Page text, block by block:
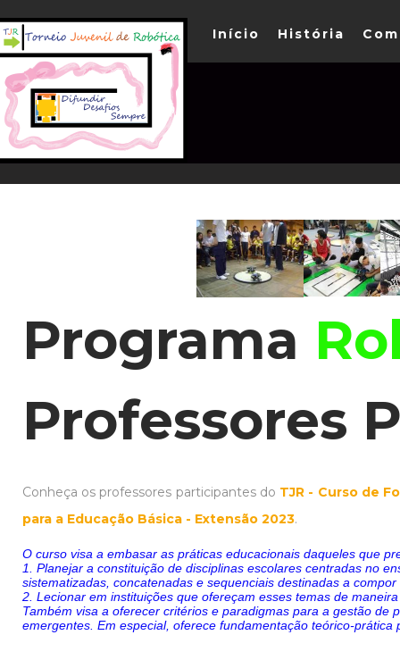
Início História
Programa
Conheça os professores participantes do TJR - Curso de
para a Educação Básica - Extensão 2023.
O curso visa a embasar as práticas educacionais daqueles que
1. Planejar a constituição de disciplinas escolares centradas no
sistematizadas, concatenadas e sequenciais destinadas a
2. Lecionar em instituições que ofereçam esses temas de
Também visa a oferecer critérios e paradigmas para a gestão
emergentes. Em especial, oferece fundamentação teórico-
Professores